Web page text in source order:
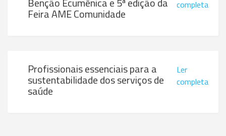
Feira AME Comunidade
completa
Profissionais essenciais para a
sustentabilidade dos serviços de
saúde
Ler
completa